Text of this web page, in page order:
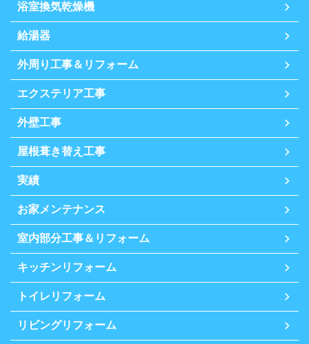
浴室換気乾燥機
給湯器
外周り工事＆リフォーム
エクステリア工事
外壁工事
屋根葺き替え工事
実績
お家メンテナンス
室内部分工事＆リフォーム
キッチンリフォーム
トイレリフォーム
リビングリフォーム